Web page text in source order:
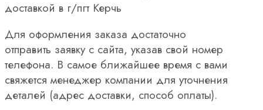
доставкой в г/пгт Керчь
Для оформления заказа достаточно
отправить заявку с сайта, указав свой номер
телефона. В самое ближайшее время с вами
свяжется менеджер компании для уточнения
деталей (адрес доставки, способ оплаты).